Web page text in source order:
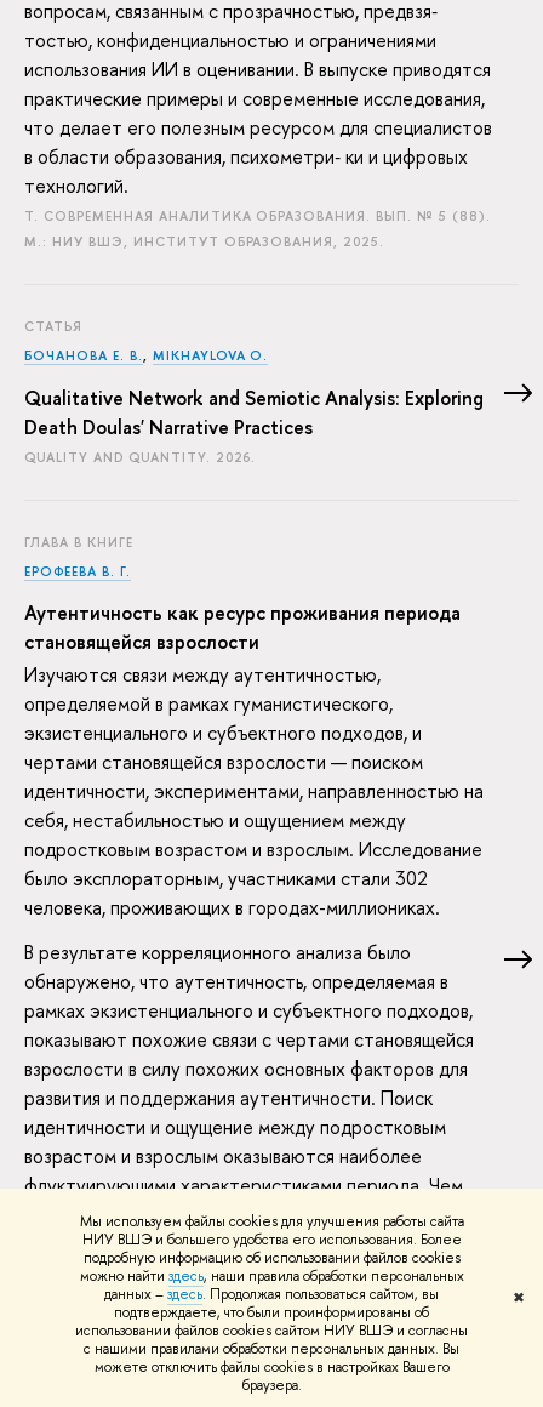
Мы используем файлы cookies для улучшения работы сайта
НИУ ВШЭ и большего удобства его использования. Более
подробную информацию об использовании файлов cookies
можно найти здесь, наши правила обработки персональных
данных –здесь. Продолжая пользоваться сайтом, вы
подтверждаете, что были проинформированы об
использовании файлов cookies сайтом НИУ ВШЭ и согласны
с нашими правилами обработки персональных данных. Вы
можете отключить файлы cookies в настройках Вашего
браузера.
✖
вопросам, связанным с прозрачностью, предвзя‑
тостью, конфиденциальностью и ограничениями
использования ИИ в оценивании. В выпуске приводятся
практические примеры и современные исследования,
что делает его полезным ресурсом для специалистов
в области образования, психометри‑ ки и цифровых
технологий.
Т. СОВРЕМЕННАЯ АНАЛИТИКА ОБРАЗОВАНИЯ. ВЫП. № 5 (88).
М.: НИУ ВШЭ, ИНСТИТУТ ОБРАЗОВАНИЯ, 2025.
СТАТЬЯ
БОЧАНОВА Е. В., MIKHAYLOVA O.
Qualitative Network and Semiotic Analysis: Exploring
Death Doulas' Narrative Practices
QUALITY AND QUANTITY. 2026.
ГЛАВА В КНИГЕ
ЕРОФЕЕВА В. Г.
Аутентичность как ресурс проживания периода
становящейся взрослости
Изучаются связи между аутентичностью,
определяемой в рамках гуманистического,
экзистенциального и субъектного подходов, и
чертами становящейся взрослости — поиском
идентичности, экспериментами, направленностью на
себя, нестабильностью и ощущением между
подростковым возрастом и взрослым. Исследование
было эксплораторным, участниками стали 302
человека, проживающих в городах-миллиониках.
В результате корреляционного анализа было
обнаружено, что аутентичность, определяемая в
рамках экзистенциального и субъектного подходов,
показывают похожие связи с чертами становящейся
взрослости в силу похожих основных факторов для
развития и поддержания аутентичности. Поиск
идентичности и ощущение между подростковым
возрастом и взрослым оказываются наиболее
флуктуирующими характеристиками периода. Чем
более аутентичными являются молодые люди и
девушки, тем более направлены их поиски себя.
В КН.: СПОСОБНОСТИ И РЕСУРСЫ ЧЕЛОВЕКА В
ИЗМЕНЯЮЩЕМСЯ МИРЕ: МАТЕРИАЛЫ МЕЖДУНАРОДНОЙ
НАУЧНОЙ КОНФЕРЕНЦИИ, ПОСВЯЩЕННОЙ 70‑ЛЕТИЮ СО
ДНЯ РОЖДЕНИЯ В. Н. ДРУЖИНИНА. ИНСТИТУТ
ПСИХОЛОГИИ РАН, 2026.С. 673-677.